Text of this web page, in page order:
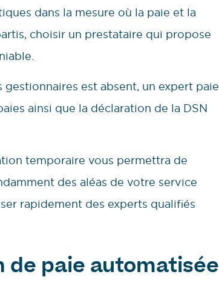
dans la mesure où la paie et la
choisir un prestataire qui propose
gestionnaires est absent, un expert paie
ainsi que la déclaration de la DSN
temporaire vous permettra de
des aléas de votre service
rapidement des experts qualifiés
de paie automatisée